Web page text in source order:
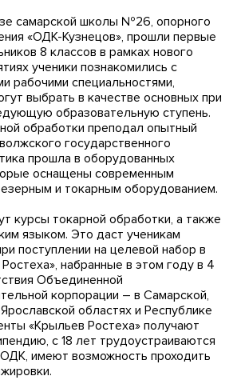
самарской школы №26, опорного
«ОДК-Кузнецов», прошли первые
8 классов в рамках нового
ученики познакомились с
рабочими специальностями,
выбрать в качестве основных при
образовательную ступень.
обработки преподал опытный
государственного
прошла в оборудованных
оснащены современным
и токарным оборудованием.
курсы токарной обработки, а также
языком. Это даст ученикам
поступлении на целевой набор в
набранные в этом году в 4
Объединенной
корпорации – в Самарской,
областях и Республике
«Крыльев Ростеха» получают
с 18 лет трудоустраиваются
имеют возможность проходить